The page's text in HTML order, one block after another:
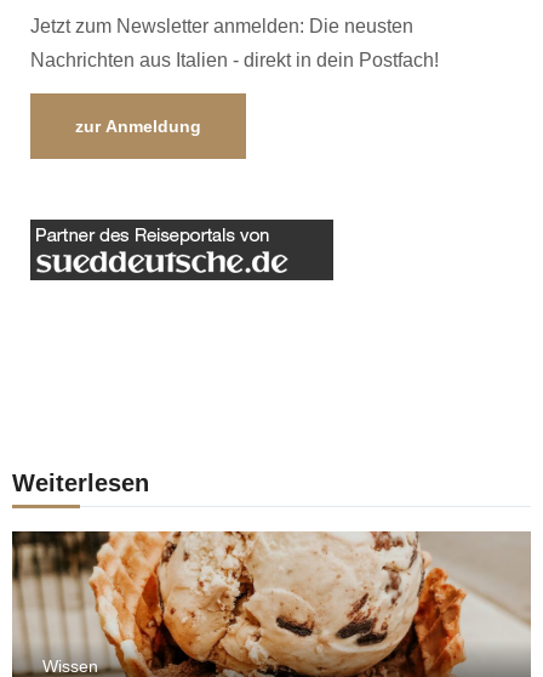
Jetzt zum Newsletter anmelden: Die neusten
Nachrichten aus Italien - direkt in dein Postfach!
zur Anmeldung
Weiterlesen
Wissen